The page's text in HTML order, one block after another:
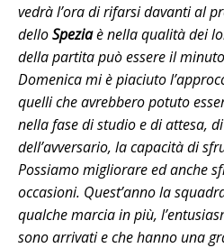
vedrà l’ora di rifarsi davanti al
delloSpeziaè nella qualità dei
della partita può essere il
Domenica mi è piaciuto
quelli che avrebbero potuto
nella fase di studio e di attesa,
dell’avversario, la capacità di
Possiamo migliorare ed anche
occasioni. Quest’anno la
qualche marcia in più,
sono arrivati e che hanno una